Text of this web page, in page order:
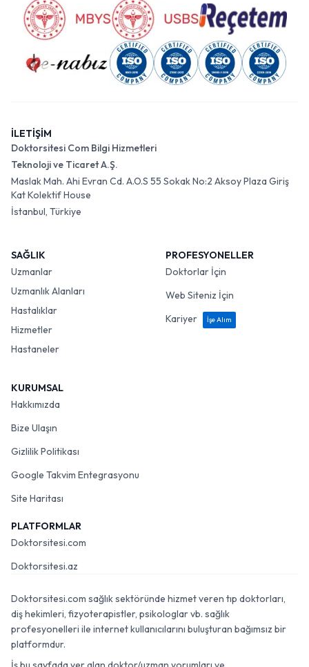
İLETİŞİM
Doktorsitesi Com Bilgi Hizmetleri
Teknoloji ve Ticaret A.Ş.
Maslak Mah. Ahi Evran Cd. A.O.S 55 Sokak No:2 Aksoy Plaza Giriş
Kat Kolektif House
İstanbul, Türkiye
SAĞLIK
Uzmanlar
Uzmanlık Alanları
Hastalıklar
Hizmetler
Hastaneler
PROFESYONELLER
Doktorlar İçin
Web Siteniz İçin
Kariyer
İşe Alım
KURUMSAL
Hakkımızda
Bize Ulaşın
Gizlilik Politikası
Google Takvim Entegrasyonu
Site Haritası
PLATFORMLAR
Doktorsitesi.com
Doktorsitesi.az
Doktorsitesi.com sağlık sektöründe hizmet veren tıp doktorları,
diş hekimleri, fizyoterapistler, psikologlar vb. sağlık
profesyonelleri ile internet kullanıcılarını buluşturan bağımsız bir
platformdur.